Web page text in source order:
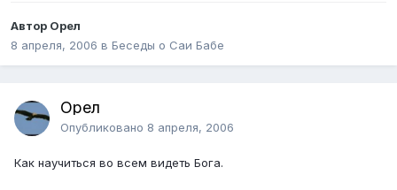
Автор Орел
8 апреля, 2006 в Беседы о Саи Бабе
Орел
Опубликовано 8 апреля, 2006
Как научиться во всем видеть Бога.